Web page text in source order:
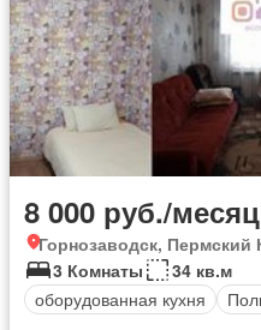
8 000 руб./месяц
Горнозаводск, Пермский
3 Комнаты
34 кв.м
оборудованная кухня